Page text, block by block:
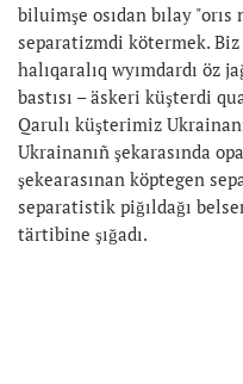
biluimşe osıdan bılay
separatizmdi kötermek. Biz
halıqaralıq wyımdardı öz
bastısı – äskeri küşterdi
Qarulı küşterimiz
Ukrainanıñ şekarasında
şekearasınan köptegen
separatistik piğıldağı
tärtibine şığadı.